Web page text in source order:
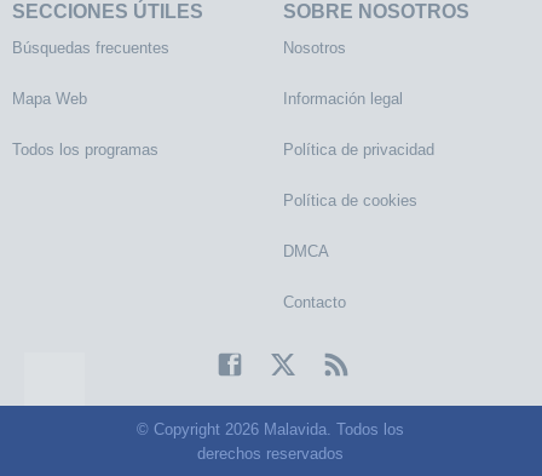
SECCIONES ÚTILES
Búsquedas frecuentes
Mapa Web
Todos los programas
SOBRE NOSOTROS
Nosotros
Información legal
Política de privacidad
Política de cookies
DMCA
Contacto
© Copyright 2026 Malavida. Todos los
derechos reservados